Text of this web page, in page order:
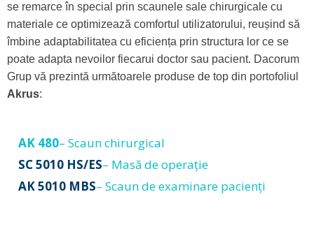
se remarce în special prin scaunele sale chirurgicale cu
materiale ce optimizează comfortul utilizatorului, reușind să
îmbine adaptabilitatea cu eficiența prin structura lor ce se
poate adapta nevoilor fiecarui doctor sau pacient. Dacorum
Grup vă prezintă următoarele produse de top din portofoliul
Akrus:
AK 480– Scaun chirurgical
SC 5010 HS/ES– Masă de operație
AK 5010 MBS– Scaun de examinare pacienți